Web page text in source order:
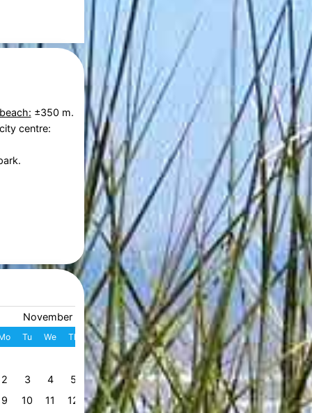
±350 m.
centre:
November 2026
Tu We Th Fr Sa Su
1
2 3 4 5 6 7 8
9 10 11 12 13 14 15
December 2026
W Mo Tu We Th Fr
49 1 2 3 4 5
50 7 8 9 10 11
51 14 15 16 17 18